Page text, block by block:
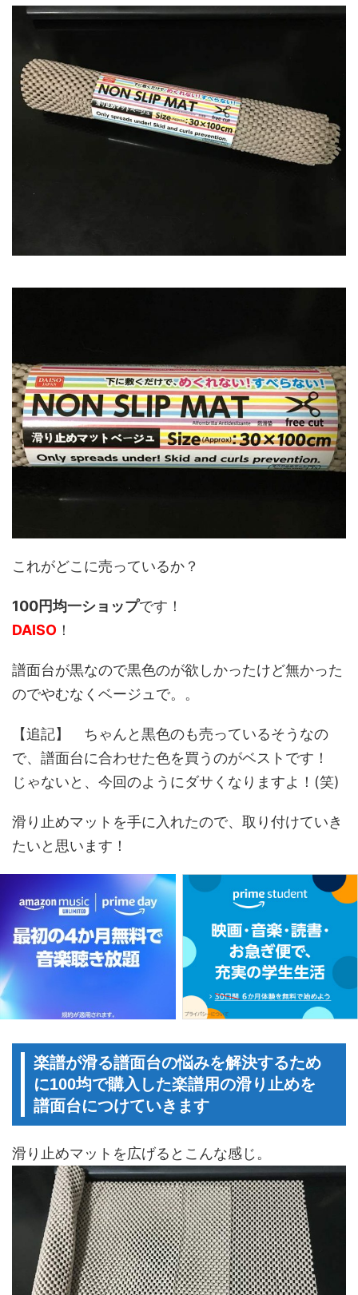
これがどこに売っているか？
100円均一ショップです！
DAISO ！
譜面台が黒なので黒色のが欲しかったけど無かった
のでやむなくベージュで。。
【追記】 ちゃんと黒色のも売っているそうなの
で、譜面台に合わせた色を買うのがベストです！
じゃないと、今回のようにダサくなりますよ！(笑)
滑り止めマットを手に入れたので、取り付けていき
たいと思います！
楽譜が滑る譜面台の悩みを解決するため
に100均で購入した楽譜用の滑り止めを
譜面台につけていきます
滑り止めマットを広げるとこんな感じ。